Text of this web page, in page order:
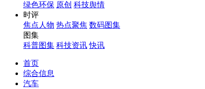
绿色环保 原创 科技舆情
时评
焦点人物 热点聚焦 数码图集
图集
科普图集 科技资讯 快讯
首页
综合信息
汽车